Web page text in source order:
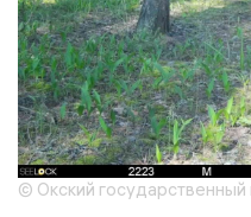
© Окский